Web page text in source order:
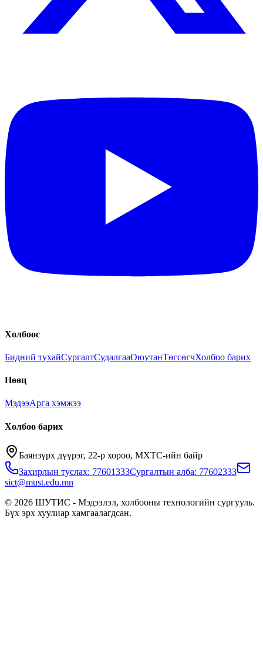
Холбоос
Бидний тухайСургалтСудалгааОюутанТөгсөгчХолбоо барих
Нөөц
МэдээАрга хэмжээ
Холбоо барих
Баянзүрх дүүрэг, 22-р хороо, МХТС-ийн байр
Захирлын туслах: 77601333Сургалтын алба: 77602333
sict@must.edu.mn
© 2026 ШУТИС - Мэдээлэл, холбооны технологийн сургууль.
Бүх эрх хуулиар хамгаалагдсан.